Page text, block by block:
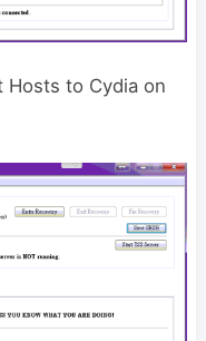
Hosts to Cydia on